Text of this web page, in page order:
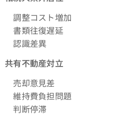
調整コスト増加
書類往復遅延
認識差異
共有不動産対立
売却意見差
維持費負担問題
判断停滞